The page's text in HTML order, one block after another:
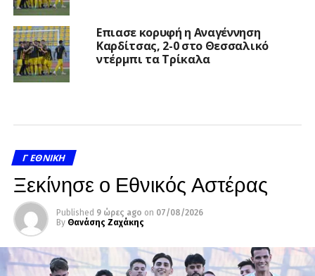
Επιασε κορυφή η Αναγέννηση
Καρδίτσας, 2-0 στο Θεσσαλικό
ντέρμπι τα Τρίκαλα
Γ ΕΘΝΙΚΉ
Ξεκίνησε ο Εθνικός Αστέρας
Published 9 ώρες ago on 07/08/2026
By Θανάσης Ζαχάκης